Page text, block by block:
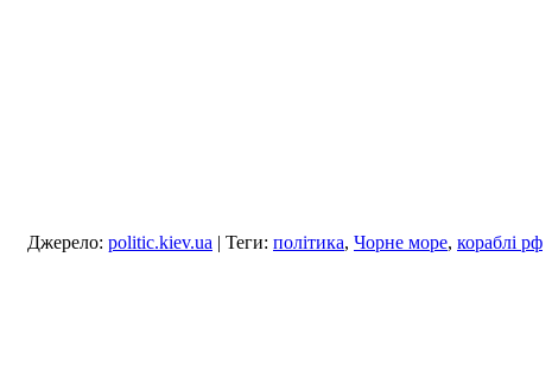
Джерело: politic.kiev.ua | Теги: політика, Чорне море, кораблі рф